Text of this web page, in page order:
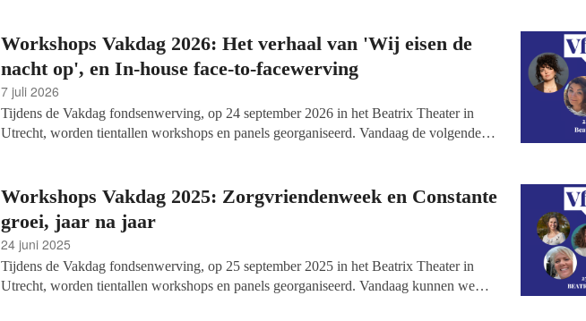
Workshops Vakdag 2026: Het verhaal van 'Wij eisen de
nacht op', en In-house face-to-facewerving
7 juli 2026
Tijdens de Vakdag fondsenwerving, op 24 september 2026 in het Beatrix Theater in
Utrecht, worden tientallen workshops en panels georganiseerd. Vandaag de volgende
inspiratiesessie waarbij Stichting Vluchteling vertelt over hun in-house face-to-face
werving.
Workshops Vakdag 2025: Zorgvriendenweek en Constante
groei, jaar na jaar
24 juni 2025
Tijdens de Vakdag fondsenwerving, op 25 september 2025 in het Beatrix Theater in
Utrecht, worden tientallen workshops en panels georganiseerd. Vandaag kunnen we